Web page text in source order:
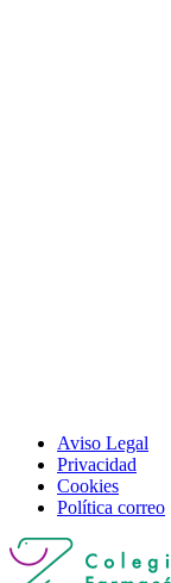
Aviso Legal
Privacidad
Cookies
Política correo